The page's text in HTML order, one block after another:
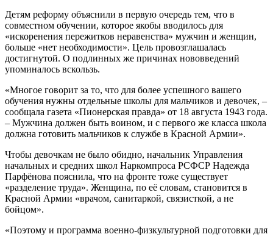
Детям реформу объяснили в первую очередь тем, что в
совместном обучении, которое якобы вводилось для
«искоренения пережитков неравенства» мужчин и женщин,
больше «нет необходимости». Цель провозглашалась
достигнутой. О подлинных же причинах нововведений
упоминалось вскользь.
«Многое говорит за то, что для более успешного вашего
обучения нужны отдельные школы для мальчиков и девочек, –
сообщала газета «Пионерская правда» от 18 августа 1943 года.
– Мужчина должен быть воином, и с первого же класса школа
должна готовить мальчиков к службе в Красной Армии».
Чтобы девочкам не было обидно, начальник Управления
начальных и средних школ Наркомпроса РСФСР Надежда
Парфёнова пояснила, что на фронте тоже существует
«разделение труда». Женщина, по её словам, становится в
Красной Армии «врачом, санитаркой, связисткой, а не
бойцом».
«Поэтому и программа военно-физкультурной подготовки для